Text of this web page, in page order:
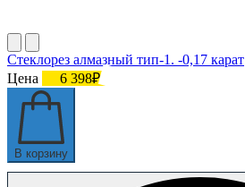
Стеклорез алмазный тип-1. -0,17 карат
Цена
6 398₽
В корзину